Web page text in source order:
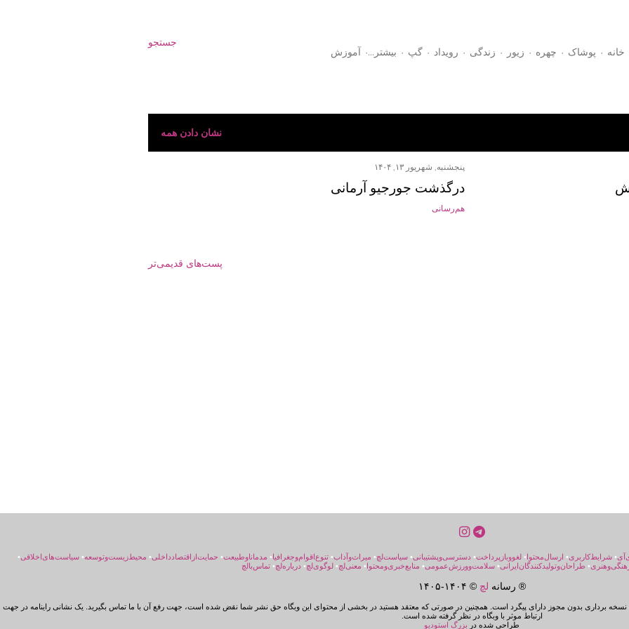
جستجو
خانه پوشاک چهره زیور زندگی رویداد گپ ‏بیشتر… آموزش
نشان دادن همه
پنجشنبه, شهریور ۱۳, ۱۴۰۴
درگذشت جورجیو آرمانی
هم‌رسانی
پست‌های قدیمی‌تر
• شرایط‌کاربری• ارسال‌محتوا• لغووبازپرداخت• دسترسی‌و‌پشتیبانی• سیاست‌لچ• میراث‌و‌آداب• تنوع‌اقوام‌و‌جغرافیا• مد‌مانا‌و‌طبیعت• حمایت‌از‌اقتصاد‌داخلی• محیط‌زیست‌و‌توسعه• سیاست‌های‌اخلاقی•
• طراحان‌و‌تولیدکنندگان‌ایرانی• سلامت‌و‌ورزش‌عمومی• منابع‌خبری‌ومحتوا• معنی‌لچ• لوگوی‌لچ• درباره‌لچ• تماس‌بالچ
® رسانه لچ © ۱۴۰۴- ۱۴۰۵
برداری بدون مجوز دارای پیگرد است. همچنین در صورتی که معتقد هستید در بخشی از محتوای این وبگاه حق نشر شما نقض شده است، جهت رفع آن با ما تماس بگیرید. یک نشانی راینامه در جهت
ارتباط موثر با وبگاه در نظر گرفته شده است.
طراحی شده در بزرگ استودیو